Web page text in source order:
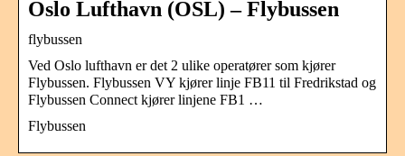
Oslo Lufthavn (OSL) – Flybussen
flybussen
Ved Oslo lufthavn er det 2 ulike operatører som kjører
Flybussen. Flybussen VY kjører linje FB11 til Fredrikstad og
Flybussen Connect kjører linjene FB1 …
Flybussen